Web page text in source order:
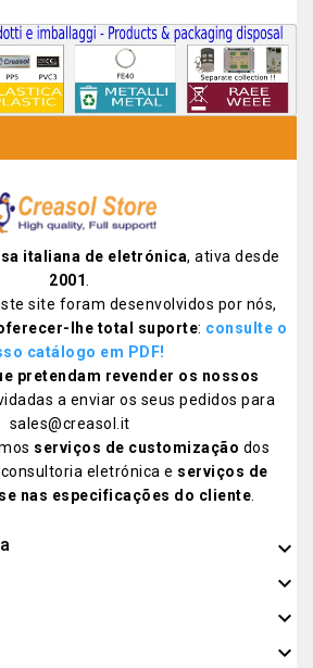
italiana de eletrónica, ativa desde
2001
site foram desenvolvidos por nós,
lhe total suporte: consulte o
catálogo em PDF!
pretendam revender os nossos
a enviar os seus pedidos para
sales@creasol.it
serviços de customização dos
eletrónica e serviços de
nas especificações do cliente
keyboard_arrow_down


